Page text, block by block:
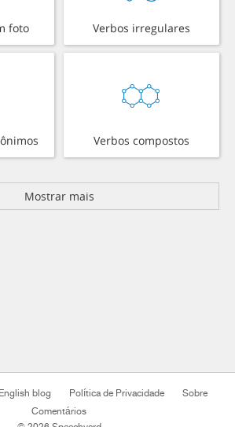
foto Verbos irregulares
Verbos compostos
Mostrar mais
English blog Política de Privacidade
Sobre
Comentários